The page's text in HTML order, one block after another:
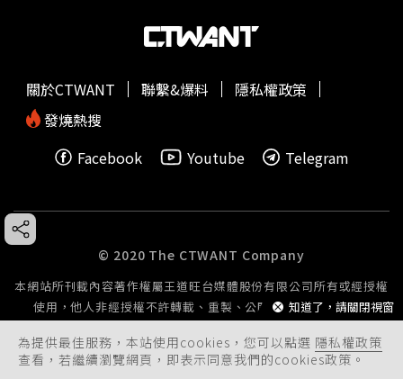
為提供最佳服務，本站使用cookies，您可以點選 隱私權政策
查看，若繼續瀏覽網頁，即表示同意我們的cookies政策。
知道了，請關閉視窗
關於CTWANT 聯繫&爆料
隱私權政策
發燒熱搜
Facebook
Youtube Telegram
© 2020 The CTWANT Company
本網站所刊載內容著作權屬王道旺台媒體股份有限公司所有或經授權
使用，他人非經授權不許轉載、重製、公開播送或公開傳輸。